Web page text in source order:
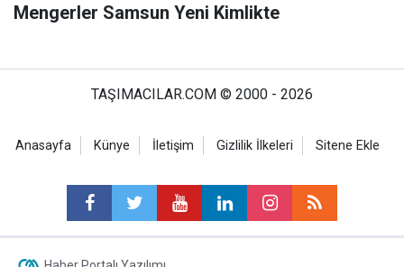
Mengerler Samsun Yeni Kimlikte
TAŞIMACILAR.COM © 2000 - 2026
Anasayfa Künye İletişim Gizlilik İlkeleri Sitene Ekle